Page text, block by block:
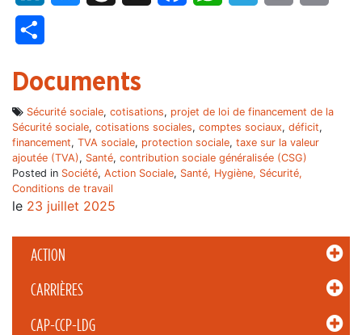
ACTION
CARRIÈRES
CAP-CCP-LDG
Documents
Sécurité sociale, cotisations, projet de loi de financement de la
Sécurité sociale, cotisations sociales, comptes sociaux, déficit,
financement, TVA sociale, protection sociale, taxe sur la valeur
ajoutée (TVA), Santé, contribution sociale généralisée (CSG)
Posted in Société, Action Sociale, Santé, Hygiène, Sécurité,
Conditions de travail
le 23 juillet 2025